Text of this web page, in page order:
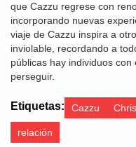
que Cazzu regrese con
incorporando nuevas
viaje de Cazzu inspira a
inviolable, recordando a
públicas hay individuos
perseguir.
Etiquetas: Cazzu
relación